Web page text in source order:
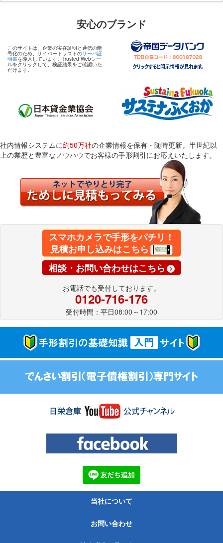
安心のブランド
このサイトは、企業の実在証明と通信の暗
号化のため、サイバートラストのサーバ証
明書を導入しています。Trusted Webシー
ルをクリックして、検証結果をご確認いた
だけます。
社内情報システムに約50万社の企業情報を保有・随時更新。半世紀以
上の業歴と豊富なノウハウでお客様の手形割引にお応えいたします。
スマホカメラで手形をパチリ！
見積お申し込みはこちら
相談・お問い合わせはこちら
お電話でも受付しております。
0120-716-176
受付時間：平日08:00～17:00
当社について
お問い合わせ